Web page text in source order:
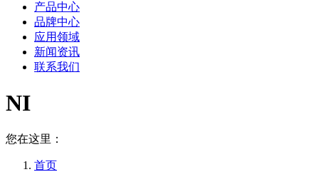
产品中心
品牌中心
应用领域
新闻资讯
联系我们
NI
您在这里：
首页